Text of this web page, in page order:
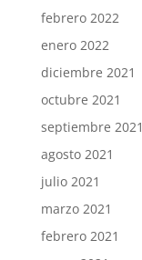
febrero 2022
enero 2022
diciembre 2021
octubre 2021
septiembre 2021
agosto 2021
julio 2021
marzo 2021
febrero 2021